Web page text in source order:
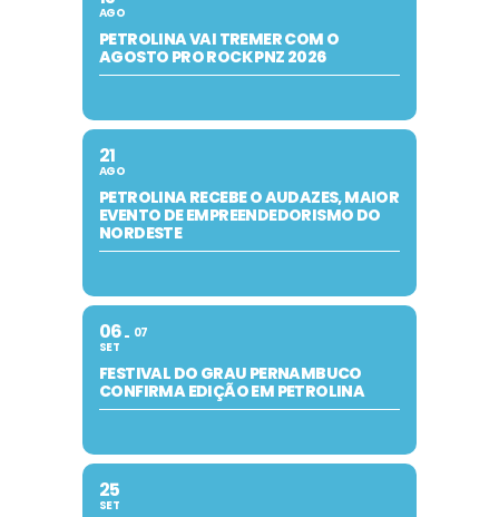
AGO
PETROLINA VAI TREMER COM O
AGOSTO PRO ROCK PNZ 2026
21
AGO
PETROLINA RECEBE O AUDAZES, MAIOR
EVENTO DE EMPREENDEDORISMO DO
NORDESTE
06
SET
07
FESTIVAL DO GRAU PERNAMBUCO
CONFIRMA EDIÇÃO EM PETROLINA
25
SET